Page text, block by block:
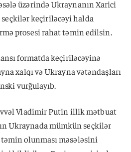
üzərində Ukraynanın Xarici
keçiriləcəyi halda
prosesi rahat təmin edilsin.
formatda keçiriləcəyinə
xalqı və Ukrayna vətəndaşları
vurğulayıb.
Vladimir Putin illik mətbuat
Ukraynada mümkün seçkilər
olunması məsələsini